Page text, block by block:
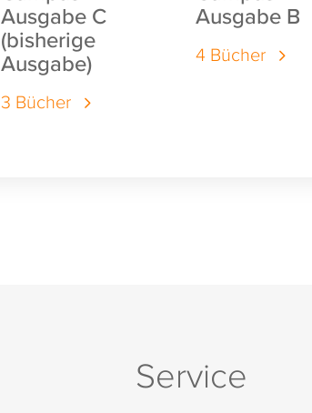
Ausgabe C
(bisherige
Ausgabe)
3 Bücher
Ausgabe B
4 Bücher
Service